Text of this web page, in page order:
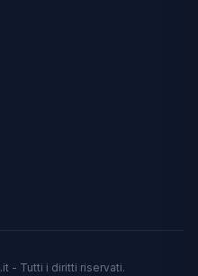
- Tutti i diritti riservati.